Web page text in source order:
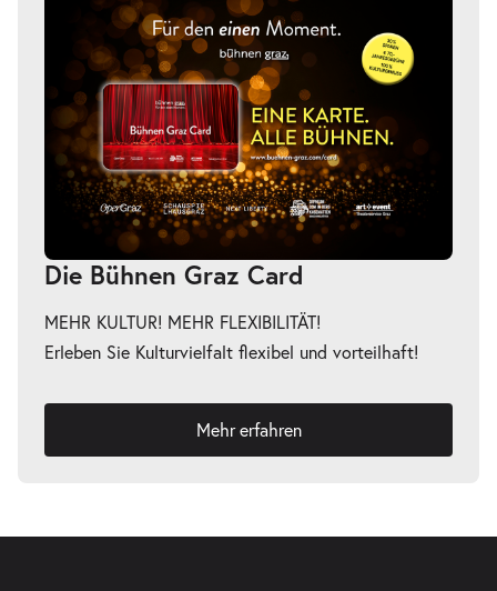
Die Bühnen Graz Card
MEHR KULTUR! MEHR FLEXIBILITÄT!
Erleben Sie Kulturvielfalt flexibel und vorteilhaft!
Mehr erfahren